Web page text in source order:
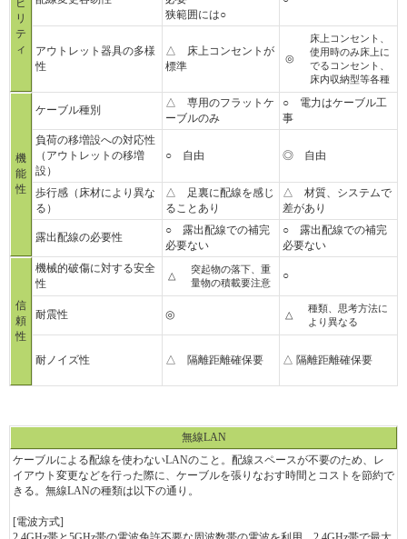
ビ
リ
テ
ィ
狭範囲には○
アウトレット器具の多様
性
△ 床上コンセントが
標準
◎
床上コンセント、
使用時のみ床上に
でるコンセント、
床内収納型等各種
機
能
性
ケーブル種別
△ 専用のフラットケ
ーブルのみ
○ 電力はケーブル工
事
負荷の移増設への対応性
（アウトレットの移増
設）
○ 自由 ◎ 自由
歩行感（床材により異な
る）
△ 足裏に配線を感じ
ることあり
△ 材質、システムで
差があり
露出配線の必要性
○ 露出配線での補完
必要ない
○ 露出配線での補完
必要ない
信
頼
性
機械的破傷に対する安全
性
△
突起物の落下、重
量物の積載要注意
○
耐震性 ◎ △
種類、思考方法に
より異なる
耐ノイズ性 △ 隔離距離確保要 △ 隔離距離確保要
無線LAN
ケーブルによる配線を使わないLANのこと。配線スペースが不要のため、レ
イアウト変更などを行った際に、ケーブルを張りなおす時間とコストを節約で
きる。無線LANの種類は以下の通り。
[電波方式]